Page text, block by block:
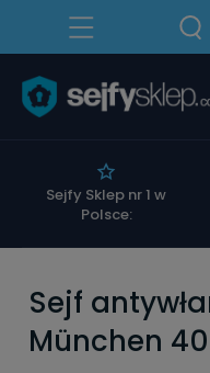
Sejfy Sklep nr 1 w
Polsce:
Sejf
München